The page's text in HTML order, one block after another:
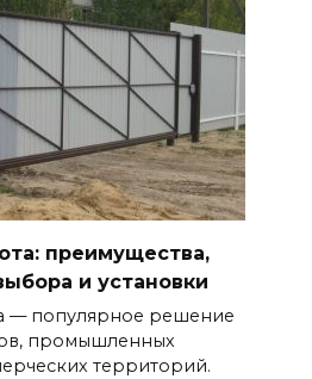
преимущества,
и установки
— популярное решение
промышленных
территорий.